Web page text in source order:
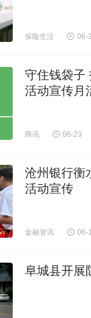
保险生活 06-
守住钱袋子
活动宣传月
商讯 06-23
沧州银行衡
活动宣传
金融资讯 06-
阜城县开展